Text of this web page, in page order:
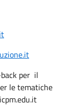
per il
le tematiche